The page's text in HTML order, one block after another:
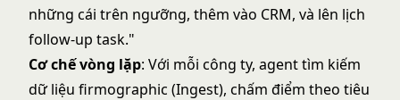
những cái trên ngưỡng, thêm vào CRM, và lên lịch
follow-up task."
Cơ chế vòng lặp: Với mỗi công ty, agent tìm kiếm
dữ liệu firmographic (Ingest), chấm điểm theo tiêu